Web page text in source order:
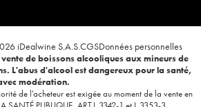
iDealwine S.A.S.CGSDonnées personnelles
de boissons alcooliques aux mineurs de
L'abus d'alcool est dangereux pour la santé,
modération.
de l'acheteur est exigée au moment de la vente en